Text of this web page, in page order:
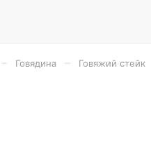
Говядина Говяжий стейк